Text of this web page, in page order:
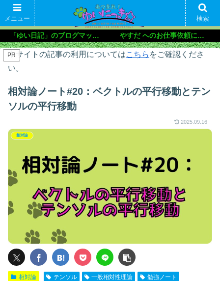
「ゆい日記」のブログマップ🌝 やすだ へのお仕事依頼について
PR
本サイトの記事の利用についてはこちら をご確認くださ
い。
相対論ノート#20：ベクトルの平行移動とテン
ソルの平行移動
2025.09.16
相対論
相対論 テンソル 一般相対性理論
勉強ノート
メニュー 検索